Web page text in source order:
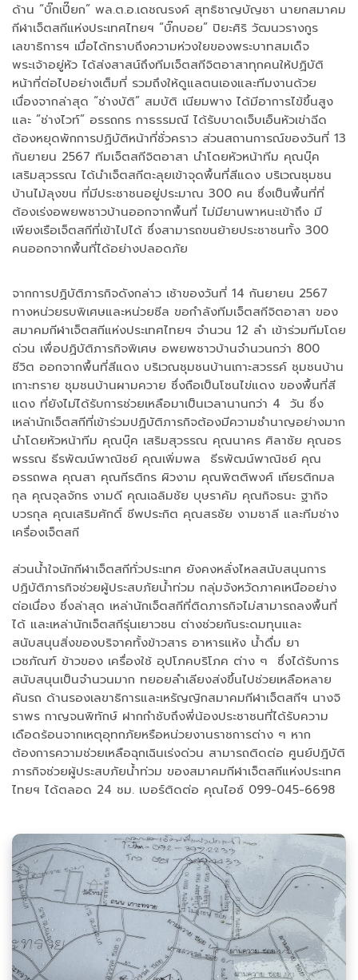
ด้าน “บิ๊กเปี๊ยก” พล.ต.อ.เดชณรงค์ สุทธิชาญบัญชา นายกสมาคม
กีฬาเจ็ตสกีแห่งประเทศไทยฯ “บิ๊กบอย” ปิยะศิริ วัฒนวรางกูร
เลขาธิการฯ เมื่อได้ทราบถึงความห่วงใยของพระบาทสมเด็จ
พระเจ้าอยู่หัว ได้ส่งสาสน์ถึงทีมเจ็ตสกีจิตอาสาทุกคนให้ปฏิบัติ
หน้าที่ต่อไปอย่างเต็มที่ รวมถึงให้ดูแลตนเองและทีมงานด้วย
เนื่องจากล่าสุด “ช่างบัติ” สมบัติ เนียมพาง ได้มีอาการไข้ขึ้นสูง
และ “ช่างไวท์” อรรถกร กาธรรมณี ได้รับบาดเจ็บเอ็นหัวเข่าฉีด
ต้องหยุดพักการปฏิบัติหน้าที่ชั่วคราว ส่วนสถานการณ์ของวันที่ 13
กันยายน 2567 ทีมเจ็ตสกีจิตอาสา นำโดยหัวหน้าทีม คุณบุ๊ค
เสริมสุวรรณ ได้นำเจ็ตสกีตะลุยเข้าจุดพื้นที่สีแดง บริเวณชุมชน
บ้านไม้ลุงขน ที่มีประชาชนอยู่ประมาณ 300 คน ซึ่งเป็นพื้นที่ที่
ต้องเร่งอพยพชาวบ้านออกจากพื้นที่ ไม่มียานพาหนะเข้าถึง มี
เพียงเรือเจ็ตสกีที่เข้าไปได้ ซึ่งสามารถขนย้ายประชาชนทั้ง 300
คนออกจากพื้นที่ได้อย่างปลอดภัย
จากการปฏิบัติภารกิจดังกล่าว เช้าของวันที่ 14 กันยายน 2567
ทางหน่วยรบพิเศษและหน่วยซีล ขอกำลังทีมเจ็ตสกีจิตอาสา ของ
สมาคมกีฬาเจ็ตสกีแห่งประเทศไทยฯ จำนวน 12 ลำ เข้าร่วมทีมโดย
ด่วน เพื่อปฏิบัติภารกิจพิเศษ อพยพชาวบ้านจำนวนกว่า 800
ชีวิต ออกจากพื้นที่สีแดง บริเวณชุมชนบ้านเกาะสวรรค์ ชุมชนบ้าน
เกาะทราย ชุมชนบ้านผามควาย ซึ่งถือเป็นโซนไข่แดง ของพื้นที่สี
แดง ที่ยังไม่ได้รับการช่วยเหลือมาเป็นเวลานานกว่า 4 วัน ซึ่ง
เหล่านักเจ็ตสกีที่เข้าร่วมปฏิบัติภารกิจต้องมีความชำนาญอย่างมาก
นำโดยหัวหน้าทีม คุณบุ๊ค เสริมสุวรรณ คุณนาคร ศิลาชัย คุณอร
พรรณ ธีรพัฒน์พาณิชย์ คุณเพิ่มพล ธีรพัฒน์พาณิชย์ คุณ
อรรถพล คุณสา คุณกีรติกร ผิวงาม คุณพิตติพงศ์ เกียรติกมล
กุล คุณจุลจักร งามดี คุณเฉลิมชัย บุษราคัม คุณกิจธนะ ฐากิจ
บวรกุล คุณเสริมศักดิ์ ชีพประกิต คุณสรชัย งามชาลี และทีมช่าง
เครื่องเจ็ตสกี
ส่วนน้ำใจนักกีฬาเจ็ตสกีทั่วประเทศ ยังคงหลั่งไหลสนับสนุนการ
ปฏิบัติภารกิจช่วยผู้ประสบภัยน้ำท่วม กลุ่มจังหวัดภาคเหนืออย่าง
ต่อเนื่อง ซึ่งล่าสุด เหล่านักเจ็ตสกีที่ติดภารกิจไม่สามารถลงพื้นที่
ได้ และเหล่านักเจ็ตสกีรุ่นเยาวชน ต่างช่วยกันระดมทุนและ
สนับสนุนสิ่งของบริจาคทั้งข้าวสาร อาหารแห้ง น้ำดื่ม ยา
เวชภัณฑ์ ข้าวของ เครื่องใช้ อุปโภคบริโภค ต่าง ๆ ซึ่งได้รับการ
สนับสนุนเป็นจำนวนมาก ทยอยลำเลียงส่งขึ้นไปช่วยเหลือหลาย
คันรถ ด้านรองเลขาธิการและเหรัญญิกสมาคมกีฬาเจ็ตสกีฯ นางจิ
ราพร กาญจนพิทักษ์ ฝากกำชับถึงพี่น้องประชาชนที่ได้รับความ
เดือดร้อนจากเหตุอุทกภัยหรือหน่วยงานราชการต่าง ๆ หาก
ต้องการความช่วยเหลือฉุกเฉินเร่งด่วน สามารถติดต่อ ศูนย์ปฎิบัติ
ภารกิจช่วยผู้ประสบภัยน้ำท่วม ของสมาคมกีฬาเจ็ตสกีแห่งประเทศ
ไทยฯ ได้ตลอด 24 ชม. เบอร์ติดต่อ คุณไอซ์ 099-045-6698